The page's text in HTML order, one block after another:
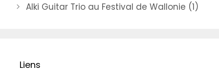
Alki Guitar Trio au Festival de Wallonie (1)
Liens